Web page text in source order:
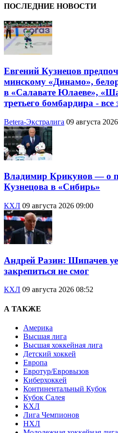
ПОСЛЕДНИЕ НОВОСТИ
Евгений Кузнецов
минскому «Динамо»,
в «Салавате Юлаеве»,
третьего бомбардира - все
Betera-Экстралига 09 августа
Владимир Крикунов — о
Кузнецова в «Сибирь»
КХЛ 09 августа 2026 09:00
Андрей Разин: Шипачев
закрепиться не смог
КХЛ 09 августа 2026 08:52
А ТАКЖЕ
Америка
Высшая лига
Высшая хоккейная лига
Детский хоккей
Европа
Евротур/Евровызов
Киберхоккей
Континентальный Кубок
Кубок Салея
КХЛ
Лига Чемпионов
НХЛ